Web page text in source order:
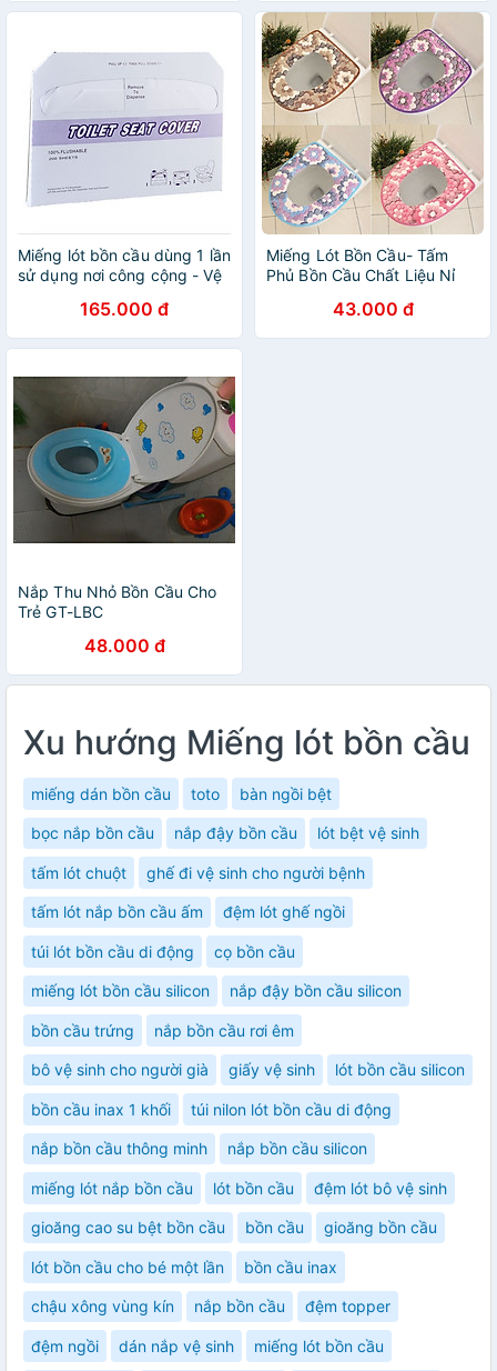
Miếng lót bồn cầu dùng 1 lần
sử dụng nơi công cộng - Vệ
165.000 đ
Miếng Lót Bồn Cầu- Tấm
Phủ Bồn Cầu Chất Liệu Nỉ
Thoải Mái Ấm Áp Chống
Lạnh Mùa Đông- Hàng Chính
43.000 đ
Nắp Thu Nhỏ Bồn Cầu Cho
Trẻ GT-LBC
48.000 đ
Xu hướng Miếng lót bồn cầu
miếng dán bồn cầu toto bàn ngồi bệt
bọc nắp bồn cầu nắp đậy bồn cầu lót bệt vệ sinh
tấm lót chuột ghế đi vệ sinh cho người bệnh
tấm lót nắp bồn cầu ấm đệm lót ghế ngồi
túi lót bồn cầu di động cọ bồn cầu
miếng lót bồn cầu silicon nắp đậy bồn cầu silicon
bồn cầu trứng nắp bồn cầu rơi êm
bô vệ sinh cho người già giấy vệ sinh lót bồn cầu silicon
bồn cầu inax 1 khối túi nilon lót bồn cầu di động
nắp bồn cầu thông minh nắp bồn cầu silicon
miếng lót nắp bồn cầu lót bồn cầu đệm lót bô vệ sinh
gioăng cao su bệt bồn cầu bồn cầu gioăng bồn cầu
lót bồn cầu cho bé một lần bồn cầu inax
chậu xông vùng kín nắp bồn cầu đệm topper
đệm ngồi dán nắp vệ sinh miếng lót bồn cầu